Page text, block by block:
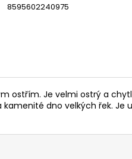
8595602240975
ostřím. Je velmi ostrý a
dno velkých řek. Je